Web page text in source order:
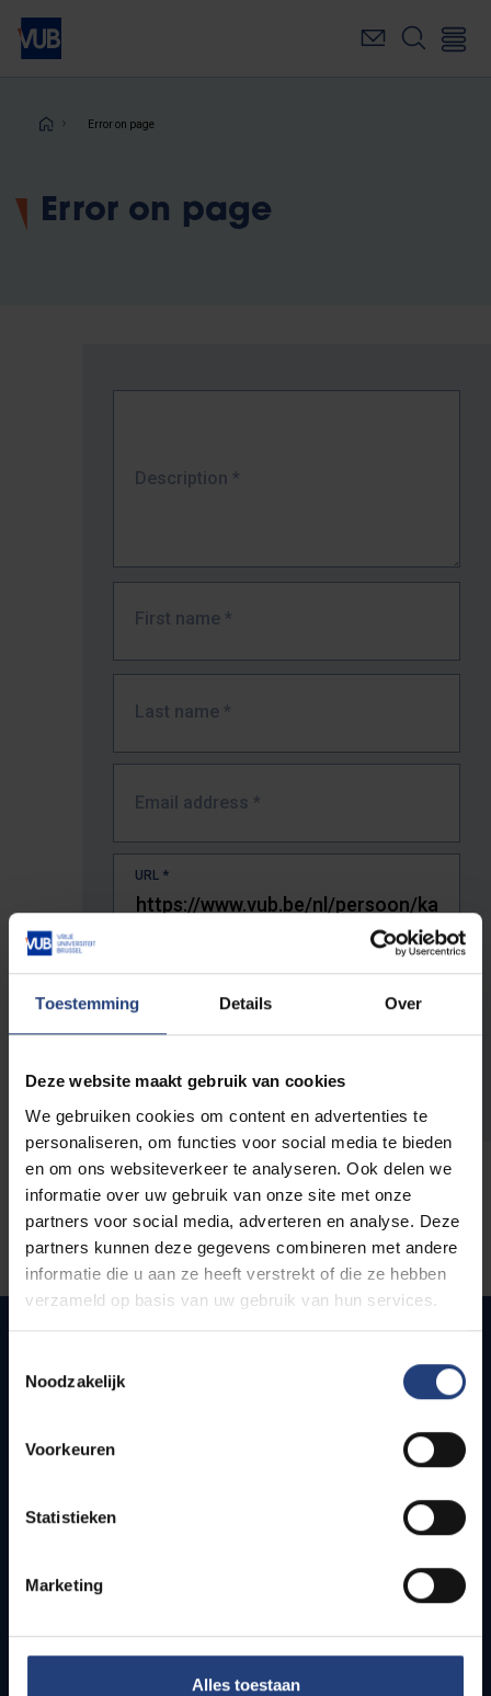
Toestemming Details Over
Deze website maakt gebruik van cookies
We gebruiken cookies om content en advertenties te
personaliseren, om functies voor social media te bieden
en om ons websiteverkeer te analyseren. Ook delen we
informatie over uw gebruik van onze site met onze
partners voor social media, adverteren en analyse. Deze
partners kunnen deze gegevens combineren met andere
informatie die u aan ze heeft verstrekt of die ze hebben
verzameld op basis van uw gebruik van hun services.
Noodzakelijk
Voorkeuren
Statistieken
Marketing
Alles toestaan
Skip
main
Breadcrumb
Error on page
Error on page
Description *
First name *
Last name *
Email address *
URL *
The full URL of the page where you encountered the error.
Quick links
How to get to the VUB campuses